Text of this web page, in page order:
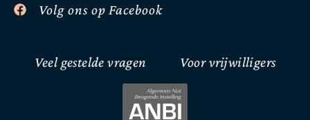
Volg ons op Facebook
Veel gestelde vragen Voor vrijwilligers